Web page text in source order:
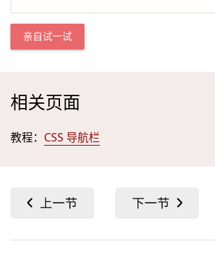
亲自试一试
相关页面
教程： CSS 导航栏